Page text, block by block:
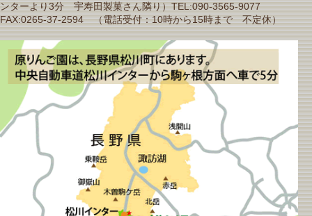
ンターより3分 宇寿田製菓さん隣り）TEL:090-3565-9077
FAX:0265-37-2594 （電話受付：10時から15時まで 不定休）